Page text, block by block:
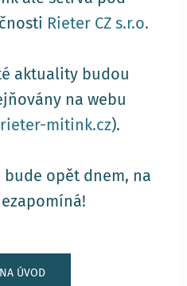
Rieter CZ s.r.o.
aktuality budou
na webu
mitink.cz).
bude opět dnem, na
ÚVOD